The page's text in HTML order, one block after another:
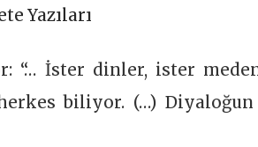
Yazıları
“… İster dinler, ister
herkes biliyor. (…)